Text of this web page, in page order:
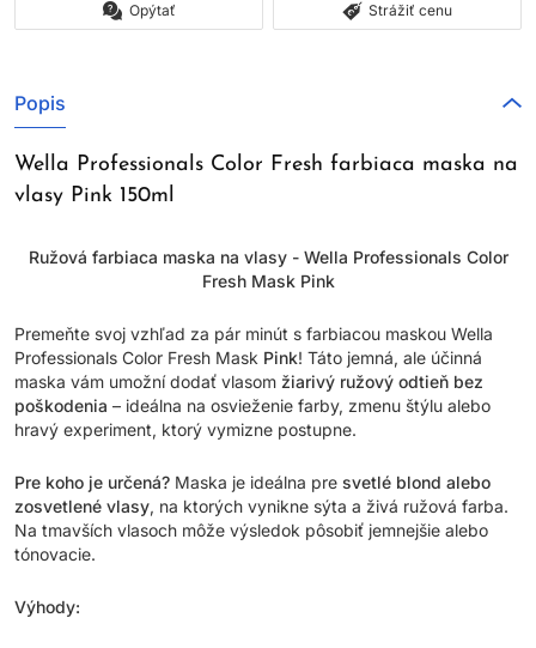
Opýtať Strážiť cenu
Popis
Wella Professionals Color Fresh farbiaca maska na
vlasy Pink 150ml
Ružová farbiaca maska na vlasy - Wella Professionals Color
Fresh Mask Pink
Premeňte svoj vzhľad za pár minút s farbiacou maskou Wella
Professionals Color Fresh Mask Pink! Táto jemná, ale účinná
maska vám umožní dodať vlasom žiarivý ružový odtieň bez
poškodenia – ideálna na osvieženie farby, zmenu štýlu alebo
hravý experiment, ktorý vymizne postupne.
Pre koho je určená? Maska je ideálna pre svetlé blond alebo
zosvetlené vlasy, na ktorých vynikne sýta a živá ružová farba.
Na tmavších vlasoch môže výsledok pôsobiť jemnejšie alebo
tónovacie.
Výhody: